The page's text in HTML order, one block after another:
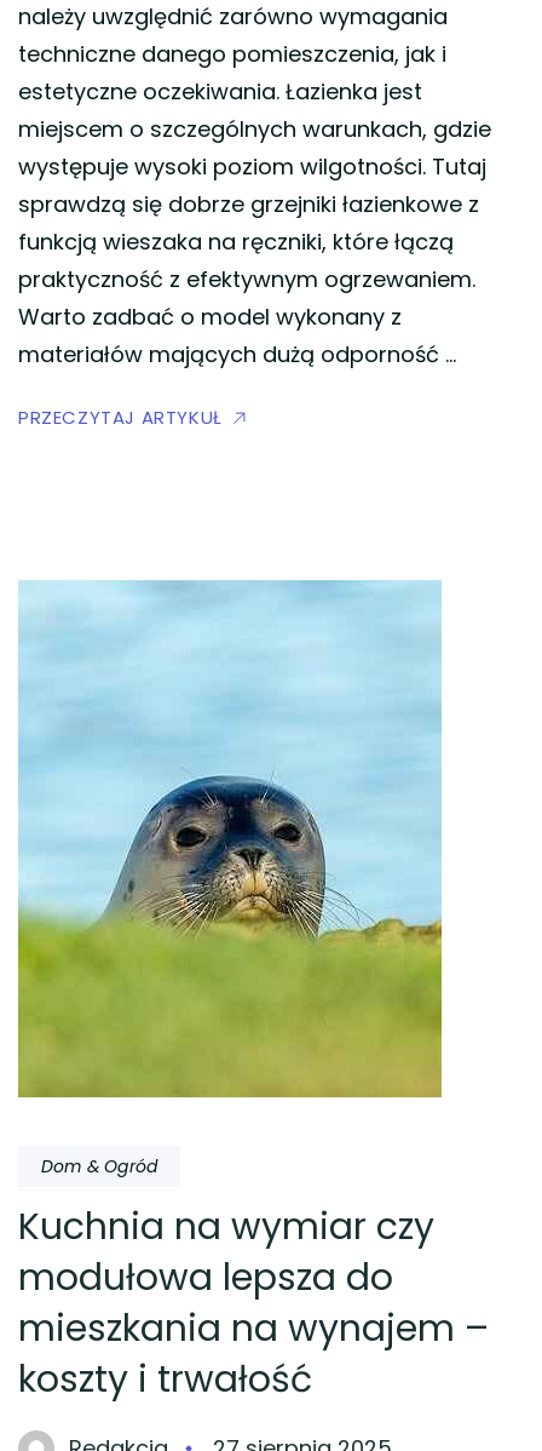
należy uwzględnić zarówno wymagania
techniczne danego pomieszczenia, jak i
estetyczne oczekiwania. Łazienka jest
miejscem o szczególnych warunkach, gdzie
występuje wysoki poziom wilgotności. Tutaj
sprawdzą się dobrze grzejniki łazienkowe z
funkcją wieszaka na ręczniki, które łączą
praktyczność z efektywnym ogrzewaniem.
Warto zadbać o model wykonany z
materiałów mających dużą odporność …
PRZECZYTAJ ARTYKUŁ
Dom & Ogród
Kuchnia na wymiar czy
modułowa lepsza do
mieszkania na wynajem –
koszty i trwałość